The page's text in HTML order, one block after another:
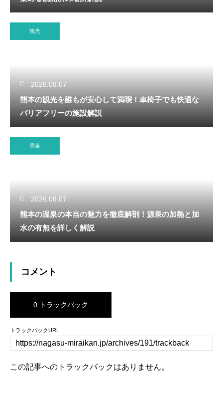
観光
2026.08.07
熊本の観光を誰もが安心して満喫！車椅子でも快適な
バリアフリーの施設解説
温泉
2026.08.07
熊本の温泉の本当の魅力を徹底解剖！源泉の加熱と加
水の有無を詳しく解説
コメント
0 トラックバック
トラックバックURL
この記事へのトラックバックはありません。